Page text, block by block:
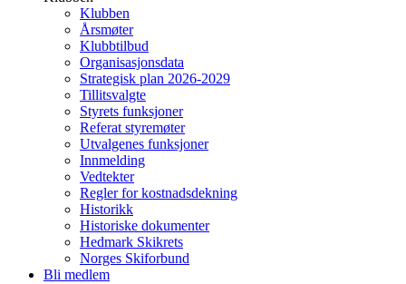
Klubben
Årsmøter
Klubbtilbud
Organisasjonsdata
Strategisk plan 2026-2029
Tillitsvalgte
Styrets funksjoner
Referat styremøter
Utvalgenes funksjoner
Innmelding
Vedtekter
Regler for kostnadsdekning
Historikk
Historiske dokumenter
Hedmark Skikrets
Norges Skiforbund
Bli medlem